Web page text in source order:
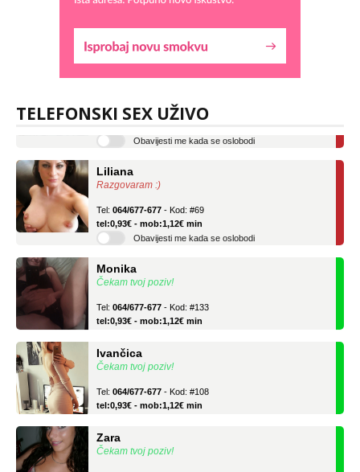
TELEFONSKI SEX UŽIVO
Lucija
Razgovaram :)
tel:0,93€ - mob:1,12€ min
Razgovaram :)
tel:0,93€ - mob:1,12€ min
Obavijesti me kada se oslobodi
Čekam tvoj poziv!
tel:0,93€ - mob:1,12€ min
Čekam tvoj poziv!
tel:0,93€ - mob:1,12€ min
Čekam tvoj poziv!